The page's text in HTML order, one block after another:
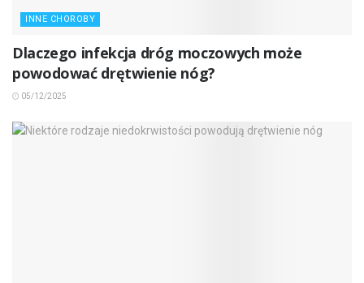
INNE CHOROBY
Dlaczego infekcja dróg moczowych może
powodować drętwienie nóg?
05/12/2025